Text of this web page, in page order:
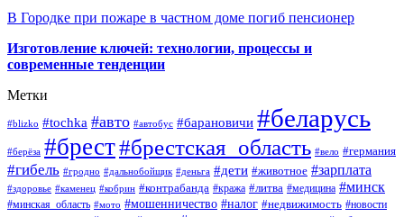
В Городке при пожаре в частном доме погиб пенсионер
Изготовление ключей: технологии, процессы и
современные тенденции
Метки
#blizko #tochka #авто #автобус #барановичи #беларусь
#берёза #брест#брестская_область #вело #германия
#гибель #гродно #дальнобойщик #деньга #дети #животное #зарплата
#здоровье #каменец #кобрин #контрабанда #кража #литва #медицина #минск
#минская_область #мото #мошенничество #налог #недвижимость #новости